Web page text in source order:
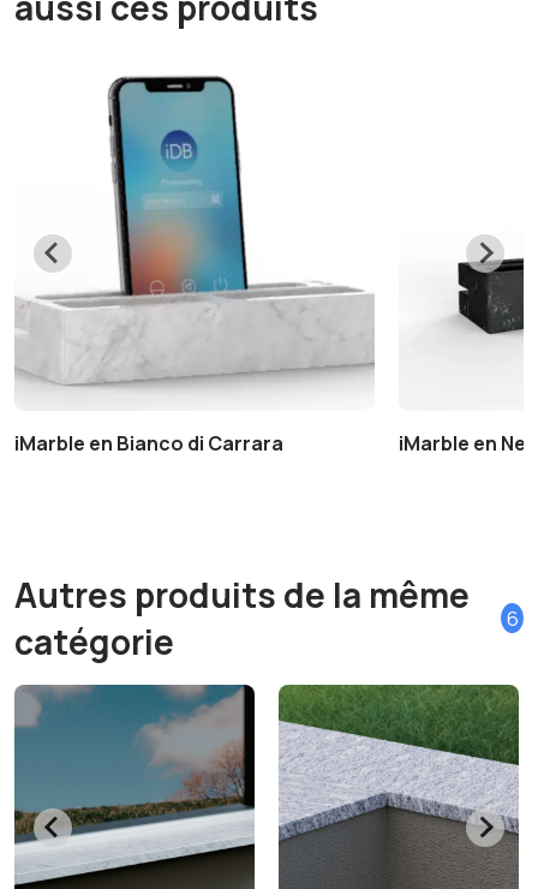
iMarble en Bianco di Carrara iMarble en
Autres produits de la même
catégorie
6